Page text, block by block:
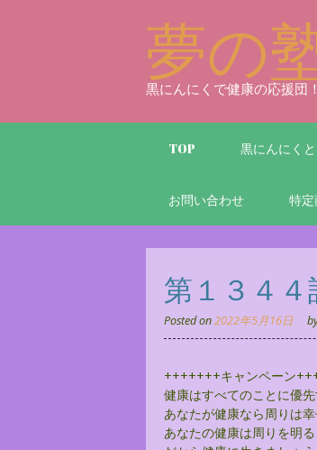
夢の
黒にんにくで健康の応援団！
TOP 黒にんにく
お問い合わせ 特
第１３４
Posted on2022年5月16日
+++++++キャンペーン
健康はすべてのことに優
あなたが健康なら周りは
あなたの健康は周りを明